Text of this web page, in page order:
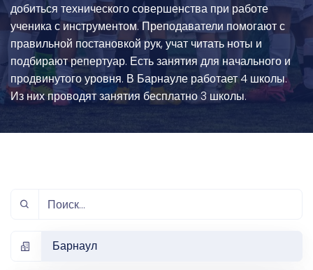
добиться технического совершенства при работе
ученика с инструментом. Преподаватели помогают с
правильной постановкой рук, учат читать ноты и
подбирают репертуар. Есть занятия для начального и
продвинутого уровня. В Барнауле работает 4 школы.
Из них проводят занятия бесплатно 3 школы.
Барнаул